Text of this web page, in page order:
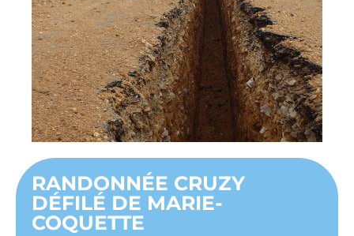
RANDONNÉE CRUZY
DÉFILÉ DE MARIE-
COQUETTE